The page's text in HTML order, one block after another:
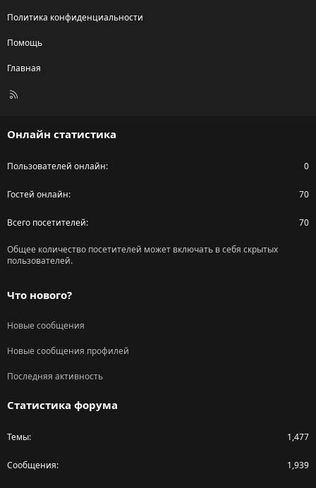
Политика конфиденциальности
Помощь
Главная
R
Онлайн статистика
Пользователей онлайн 0
Гостей онлайн 70
Всего посетителей 70
Общее количество посетителей может включать в себя скрытых
пользователей.
Что нового?
Новые сообщения
Новые сообщения профилей
Последняя активность
Статистика форума
Темы 1,477
Сообщения 1,939